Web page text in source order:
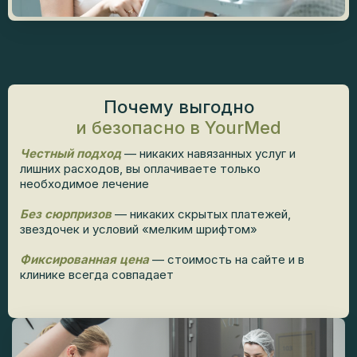
Почему выгодно
и безопасно в YourMed
Честный подход— никаких навязанных услуг и
лишних расходов, вы оплачиваете только
необходимое лечение
Без сюрпризов — никаких скрытых платежей,
звездочек и условий «мелким шрифтом»
Фиксированная цена— стоимость на сайте и в
клинике всегда совпадает